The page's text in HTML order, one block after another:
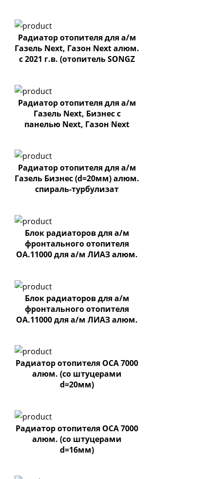
Радиатор отопителя для а/м
Газель Next, Газон Next алюм.
с 2021 г.в. (отопитель SONGZ
Радиатор отопителя для а/м
Газель Next, Бизнес с
панелью Next, Газон Next
Радиатор отопителя для а/м
Газель Бизнес (d=20мм) алюм.
спираль-турбулизат
Блок радиаторов для а/м
фронтального отопителя
ОА.11000 для а/м ЛИАЗ алюм.
Блок радиаторов для а/м
фронтального отопителя
ОА.11000 для а/м ЛИАЗ алюм.
Радиатор отопителя ОСА 7000
алюм. (со штуцерами
d=20мм)
Радиатор отопителя ОСА 7000
алюм. (со штуцерами
d=16мм)